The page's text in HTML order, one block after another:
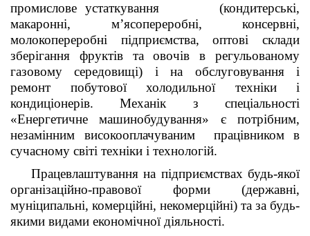
промислове устаткування (кондитерські,
макаронні, м’ясопереробні, консервні,
молокопереробні підприємства, оптові склади
зберігання фруктів та овочів в регульованому
газовому середовищі) і на обслуговування і
ремонт побутової холодильної техніки і
кондиціонерів. Механік з спеціальності
«Енергетичне машинобудування» є потрібним,
незамінним високооплачуваним працівником в
сучасному світі техніки і технологій.
Працевлаштування на підприємствах будь-якої
організаційно-правової форми (державні,
муніципальні, комерційні, некомерційні) та за будь-
якими видами економічної діяльності.